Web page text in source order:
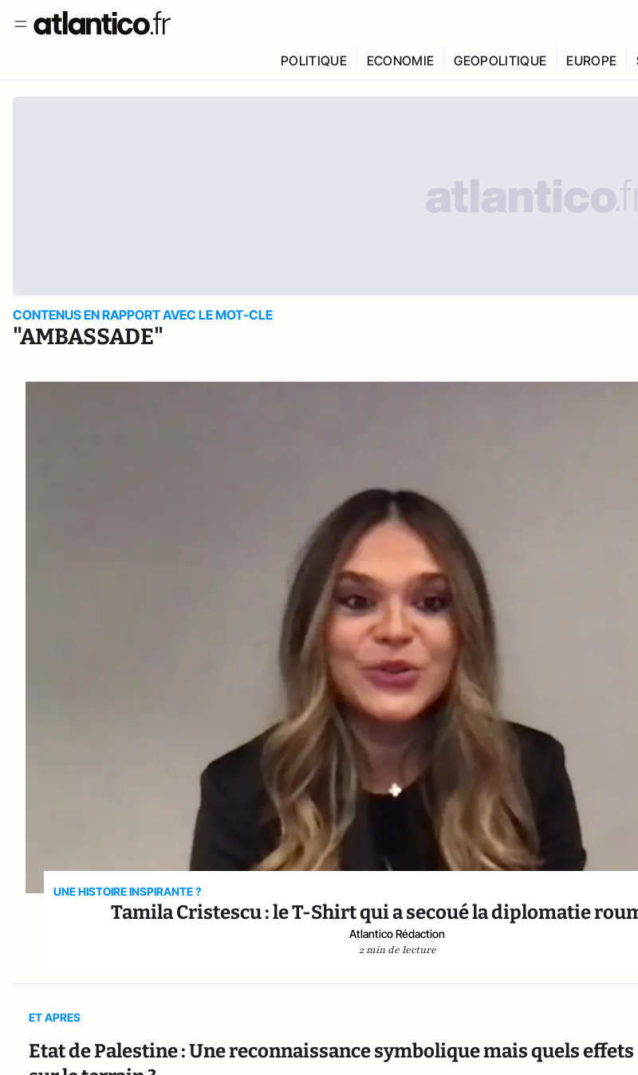
POLITIQUE ECONOMIE GEOPOLITIQUE EUROPE
CONTENUS EN RAPPORT AVEC LE MOT-CLE
"AMBASSADE"
UNE HISTOIRE INSPIRANTE ?
Tamila Cristescu : le T-Shirt qui a secoué la diplomatie
Atlantico Rédaction
2 min de lecture
ET APRES
Etat de Palestine : Une reconnaissance symbolique mais quels effets